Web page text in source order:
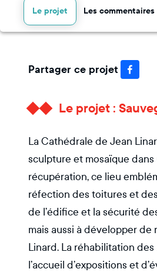
Le projet Les commentaires
Partager ce projet
Le projet :
La Cathédrale de Jean
sculpture et mosaïque
récupération, ce lieu
réfection des toitures et
de l’édifice et la sécurité
mais aussi à développer
Linard. La réhabilitation
l’accueil d’expositions et